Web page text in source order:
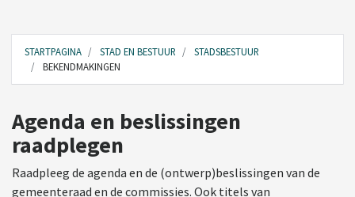
STARTPAGINA STAD EN BESTUUR
STADSBESTUUR
BEKENDMAKINGEN
Agenda en beslissingen
raadplegen
Raadpleeg de agenda en de (ontwerp)beslissingen van de
gemeenteraad en de commissies. Ook titels van